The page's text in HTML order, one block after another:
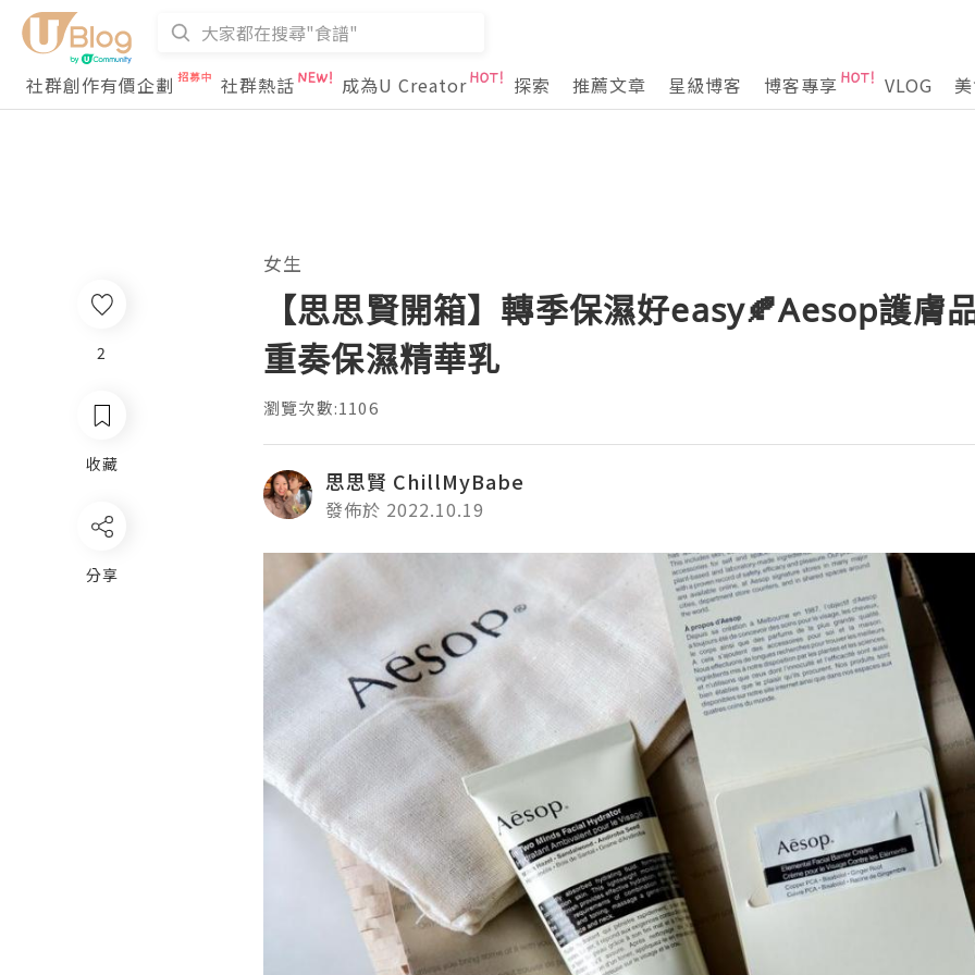
社群創作有價企劃 社群熱話 成為U Creator 探索 推薦文章 星級博客 博客專享 VLOG
2
收藏
分享
女生
【思思賢開箱】轉季保濕好easy🍂Aesop護膚
重奏保濕精華乳
瀏覽次數:1106
思思賢 ChillMyBabe
發佈於 2022.10.19